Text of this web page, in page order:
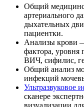
Общий
артериального
дыхательных
пациентки.
Анализы крови
фактора, уровня
ВИЧ, сифилис,
Общий анализ
инфекций
Ультразвуковое
сканере
визуализации